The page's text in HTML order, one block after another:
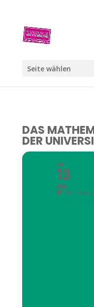
Seite wählen
DAS
DER
FR
13
FEB
UR -